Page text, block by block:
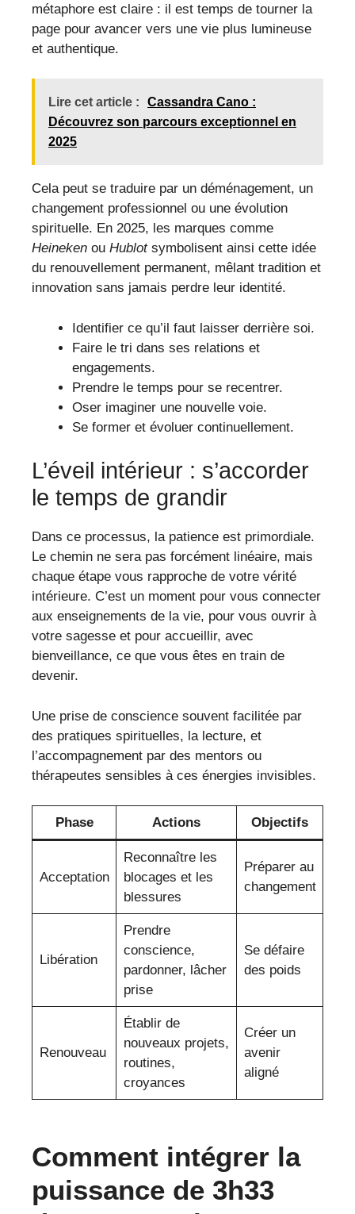
métaphore est claire : il est temps de tourner la
page pour avancer vers une vie plus lumineuse
et authentique.
Lire cet article :
Cassandra Cano :
Découvrez son parcours exceptionnel en
2025
Cela peut se traduire par un déménagement, un
changement professionnel ou une évolution
spirituelle. En 2025, les marques comme
Heineken ou Hublotsymbolisent ainsi cette idée
du renouvellement permanent, mêlant tradition et
innovation sans jamais perdre leur identité.
Identifier ce qu’il faut laisser derrière soi.
Faire le tri dans ses relations et
engagements.
Prendre le temps pour se recentrer.
Oser imaginer une nouvelle voie.
Se former et évoluer continuellement.
L’éveil intérieur : s’accorder
le temps de grandir
Dans ce processus, la patience est primordiale.
Le chemin ne sera pas forcément linéaire, mais
chaque étape vous rapproche de votre vérité
intérieure. C’est un moment pour vous connecter
aux enseignements de la vie, pour vous ouvrir à
votre sagesse et pour accueillir, avec
bienveillance, ce que vous êtes en train de
devenir.
Une prise de conscience souvent facilitée par
des pratiques spirituelles, la lecture, et
l’accompagnement par des mentors ou
thérapeutes sensibles à ces énergies invisibles.
Phase Actions Objectifs
Acceptation
Reconnaître les
blocages et les
blessures
Préparer au
changement
Libération
Prendre
conscience,
pardonner, lâcher
prise
Se défaire
des poids
Renouveau
Établir de
nouveaux projets,
routines,
croyances
Créer un
avenir
aligné
Comment intégrer la
puissance de 3h33